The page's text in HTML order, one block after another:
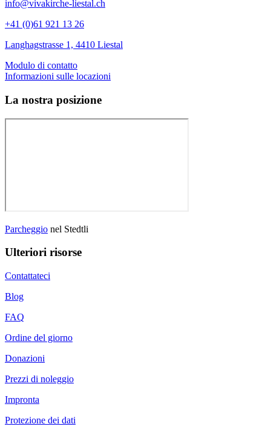
info@vivakirche-liestal.ch
+41 (0)61 921 13 26
Langhagstrasse 1, 4410 Liestal
Modulo di contatto
Informazioni sulle locazioni
La nostra posizione
Parcheggio nel Stedtli
Ulteriori risorse
Contattateci
Blog
FAQ
Ordine del giorno
Donazioni
Prezzi di noleggio
Impronta
Protezione dei dati